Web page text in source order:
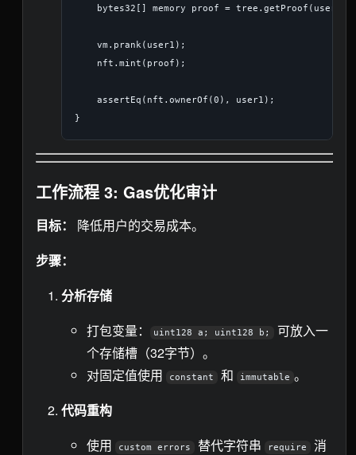
    bytes32[] memory proof = tree.getProof(user1);
    vm.prank(user1);
    nft.mint(proof);
    assertEq(nft.ownerOf(0), user1);
工作流程 3: Gas优化审计
目标：
降低用户的交易成本。
步骤：
分析存储
打包变量：
uint128 a; uint128 b;
可放入一
个存储槽（32字节）。
对固定值使用
constant 和 immutable 。
代码重构
使用
custom errors 替代字符串 require
消